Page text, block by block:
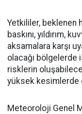
Yetkililer, beklenen
baskını, yıldırım,
aksamalara karşı
olacağı bölgelerde
risklerin
yüksek kesimlerde
Meteoroloji Genel